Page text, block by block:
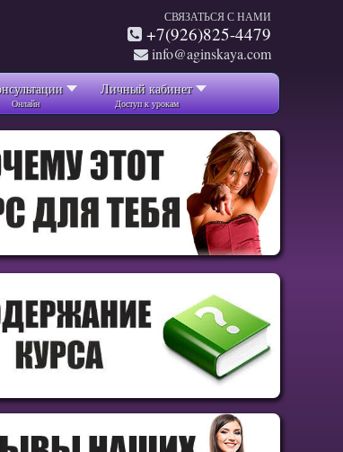
СВЯЗАТЬСЯ С НАМИ
+7(926)825-4479
info@aginskaya.com
Онлайн
Личный кабинет
Доступ к урокам